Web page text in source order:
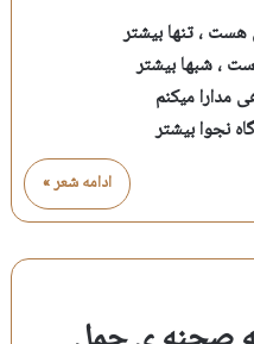
، تنها بیشتر
، شبها بیشتر
مدارا میکنم
نجوا بیشتر
ادامه شعر »